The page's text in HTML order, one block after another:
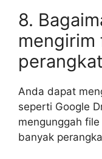
8.
mengirim
Anda dapat
seperti Google
mengunggah
banyak